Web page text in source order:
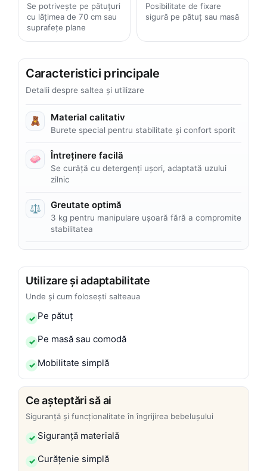
Se potrivește pe pătuțuri
cu lățimea de 70 cm sau
suprafețe plane
Posibilitate de fixare
sigură pe pătuț sau masă
Caracteristici principale
Detalii despre saltea și utilizare
🧸 Material calitativ
Burete special pentru stabilitate și confort sporit
🧼 Întreținere facilă
Se curăță cu detergenți ușori, adaptată uzului
zilnic
⚖️ Greutate optimă
3 kg pentru manipulare ușoară fără a compromite
stabilitatea
Utilizare și adaptabilitate
Unde și cum folosești salteaua
Pe pătuț
Pe masă sau comodă
Mobilitate simplă
Ce așteptări să ai
Siguranță și funcționalitate în îngrijirea bebelușului
Siguranță materială
Curățenie simplă